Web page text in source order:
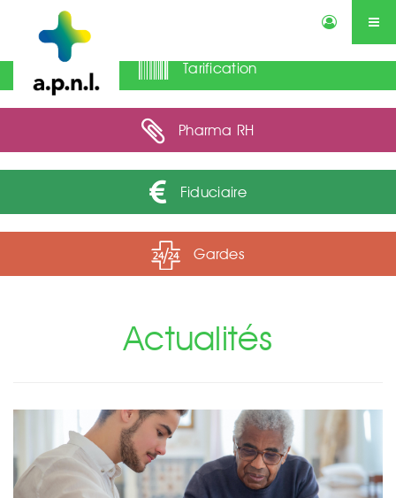
Actualités Annonces Qui sommes-nous ?
Contactez-nous Agenda
Tarification
Pharma RH
Fiduciaire
Gardes
Actualités